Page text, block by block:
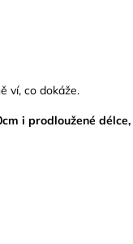
ví, co dokáže.
i prodloužené délce,